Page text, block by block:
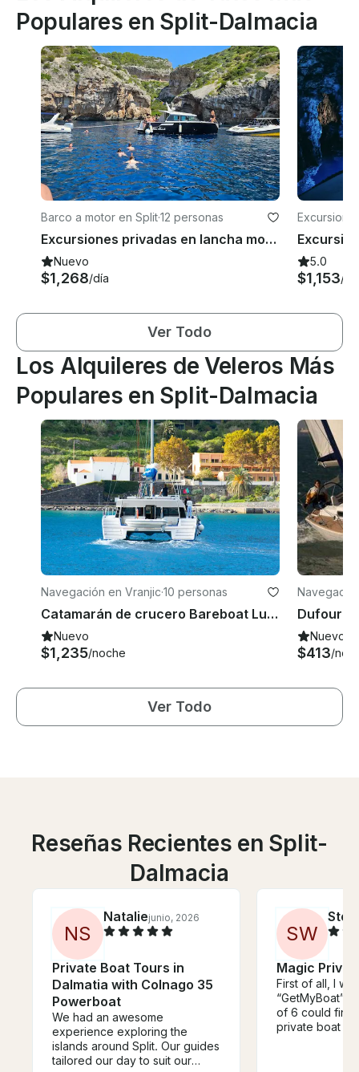
Populares en Split-Dalmacia
Barco a motor en Split·12 personas
Excursiones privadas en lancha motora Colnago 35 en Split
Nuevo
$1,268/día
5.0
$1,153/
Ver Todo
Los Alquileres de Veleros Más
Populares en Split-Dalmacia
Navegación en Vranjic·10 personas
Catamarán de crucero Bareboat Luna 49 en Split, Croacia
Nuevo
$1,235/noche
Nuevo
$413/
Ver Todo
Reseñas Recientes en Split-
Dalmacia
NS
Nataliejunio, 2026
Private Boat Tours in
Dalmatia with Colnago 35
Powerboat
We had an awesome
experience exploring the
islands around Split. Our guides
tailored our day to suit our
SW
Magic
First of all, I
“GetMyBoat”
of 6 could find
private boat